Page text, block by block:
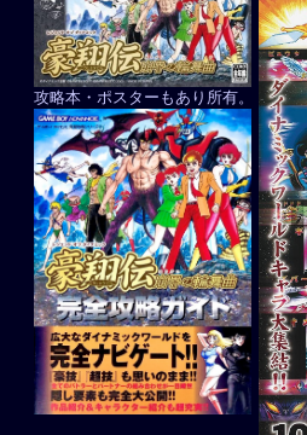
攻略本・ポスターもあり所有。